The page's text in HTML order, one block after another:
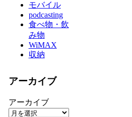
モバイル
podcasting
食べ物・飲
み物
WiMAX
収納
アーカイブ
アーカイブ